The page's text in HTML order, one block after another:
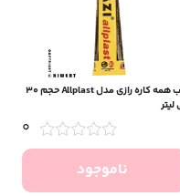
چسب همه کاره رازی مدل Allplast حجم 30
لیتر
0
ناموجود